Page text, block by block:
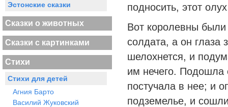
Эстонские сказки
Сказки о животных
Сказки с картинками
Стихи
Стихи для детей
Агния Барто
Василий Жуковский
подносить, этот
Вот королевны были
солдата, а он глаза
шелохнется, и
им нечего. Подошла
постучала в нее; и
подземелье, и